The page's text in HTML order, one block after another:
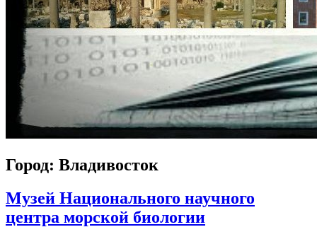
Город: Владивосток
Музей Национального научного
центра морской биологии